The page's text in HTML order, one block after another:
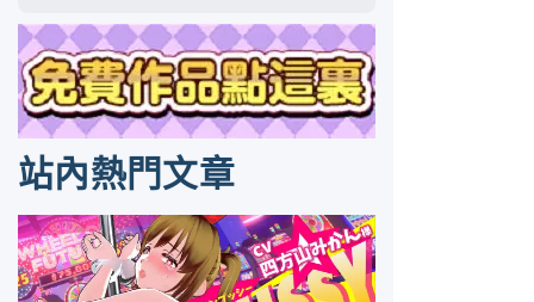
站內熱門文章